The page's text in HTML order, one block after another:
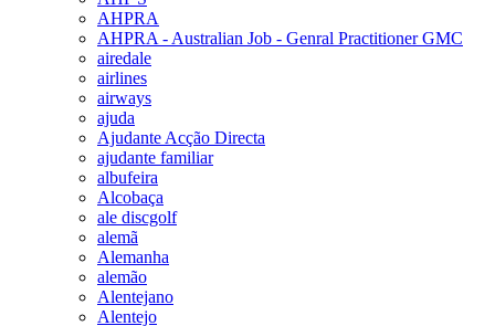
AHPRA
AHPRA - Australian Job - Genral Practitioner GMC
airedale
airlines
airways
ajuda
Ajudante Acção Directa
ajudante familiar
albufeira
Alcobaça
ale discgolf
alemã
Alemanha
alemão
Alentejano
Alentejo